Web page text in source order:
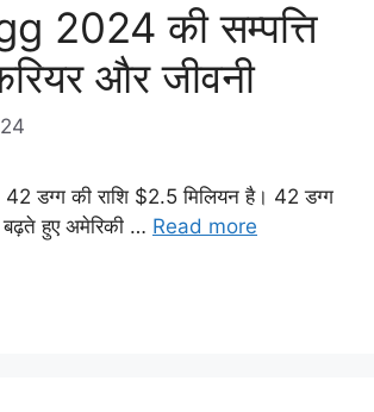
2024 की सम्पत्ति
और जीवनी
डग्ग की राशि $2.5 मिलियन है। 42 डग्ग
हुए अमेरिकी … Read more